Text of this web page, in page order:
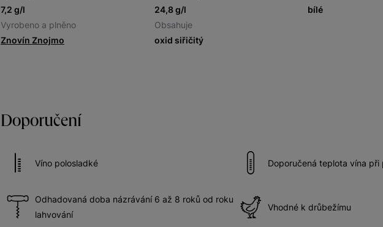
7,2 g/l
24,8 g/l
bílé
Vyrobeno a plněno
Znovín Znojmo
Obsahuje
oxid siřičitý
Doporučení
Víno polosladké Doporučená teplota vína při
Odhadovaná doba názrávání 6 až 8 roků od roku
lahvování
Vhodné k drůbežímu